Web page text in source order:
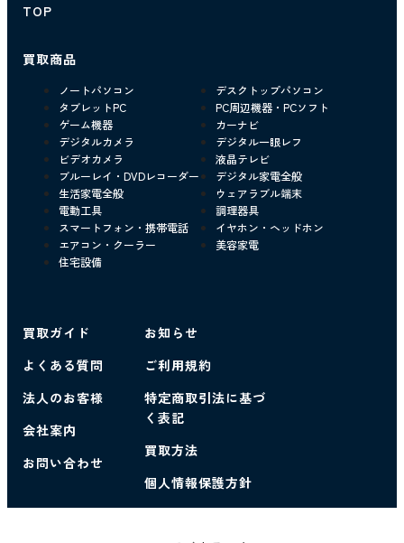
TOP
買取商品
ノートパソコン
デスクトップパソコン
タブレットPC
PC周辺機器・PCソフト
ゲーム機器
カーナビ
デジタルカメラ
デジタル一眼レフ
ビデオカメラ
液晶テレビ
ブルーレイ・DVDレコーダー
デジタル家電全般
生活家電全般
ウェアラブル端末
電動工具
調理器具
スマートフォン・携帯電話
イヤホン・ヘッドホン
エアコン・クーラー
美容家電
住宅設備
買取ガイド
よくある質問
法人のお客様
会社案内
お問い合わせ
お知らせ
ご利用規約
特定商取引法に基づ
く表記
買取方法
個人情報保護方針